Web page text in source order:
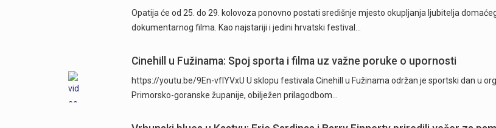
Opatija će od 25. do 29. kolovoza ponovno postati središnje mjesto okupljanja ljubitelja
dokumentarnog filma. Kao najstariji i jedini hrvatski festival…
Cinehill u Fužinama: Spoj sporta i filma uz važne poruke o upornosti
https://youtu.be/9En-vfIYVxU U sklopu festivala Cinehill u Fužinama održan je sportski dan u
Primorsko-goranske županije, obilježen prilagodbom…